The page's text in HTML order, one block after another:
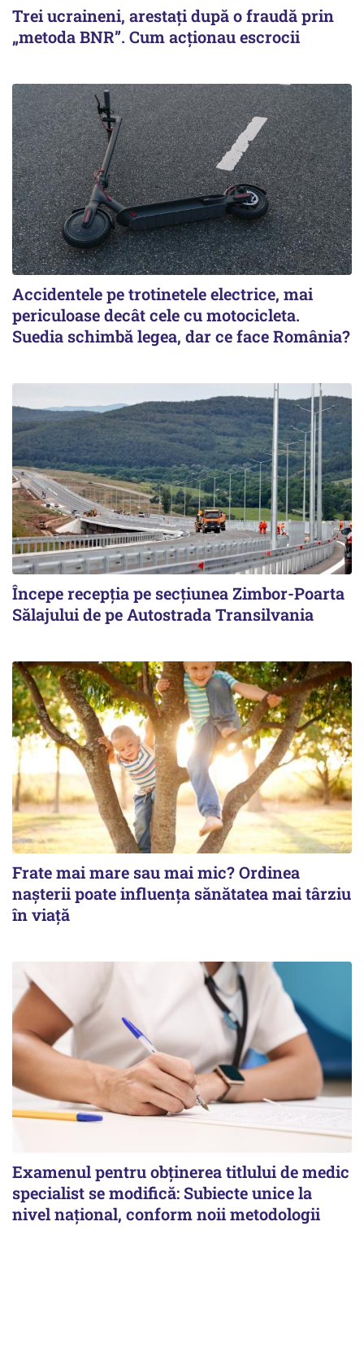
Trei ucraineni, arestați după o fraudă prin
„metoda BNR”. Cum acționau escrocii
Accidentele pe trotinetele electrice, mai
periculoase decât cele cu motocicleta.
Suedia schimbă legea, dar ce face România?
Începe recepţia pe secţiunea Zimbor-Poarta
Sălajului de pe Autostrada Transilvania
Frate mai mare sau mai mic? Ordinea
nașterii poate influența sănătatea mai târziu
în viață
Examenul pentru obținerea titlului de medic
specialist se modifică: Subiecte unice la
nivel național, conform noii metodologii